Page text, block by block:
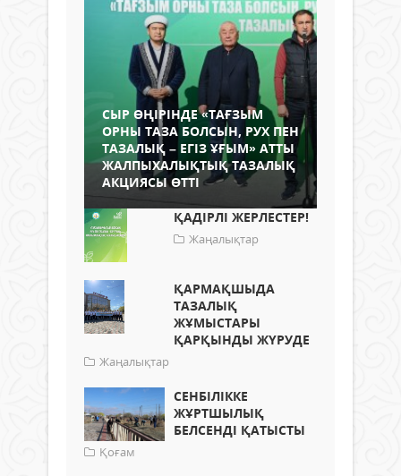
CЫР ӨҢІРІНДЕ «ТАҒЗЫМ
ОРНЫ ТАЗА БОЛСЫН, РУХ ПЕН
ТАЗАЛЫҚ – ЕГІЗ ҰҒЫМ» АТТЫ
ЖАЛПЫХАЛЫҚТЫҚ ТАЗАЛЫҚ
АКЦИЯСЫ ӨТТІ
ҚАДІРЛІ ЖЕРЛЕСТЕР!
Жаңалықтар
ҚАРМАҚШЫДА
ТАЗАЛЫҚ
ЖҰМЫСТАРЫ
ҚАРҚЫНДЫ ЖҮРУДЕ
Жаңалықтар
СЕНБІЛІККЕ
ЖҰРТШЫЛЫҚ
БЕЛСЕНДІ ҚАТЫСТЫ
Қоғам